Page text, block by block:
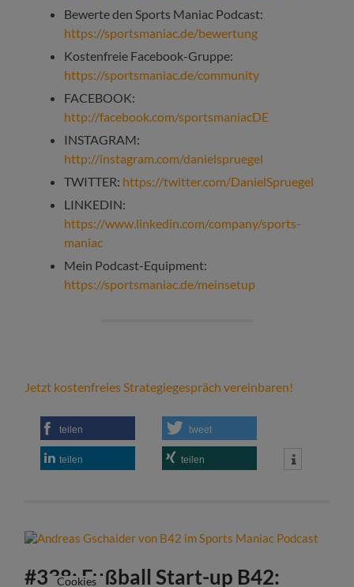
Bewerte den Sports Maniac Podcast:
https://sportsmaniac.de/bewertung
Kostenfreie Facebook-Gruppe:
https://sportsmaniac.de/community
FACEBOOK:
http://facebook.com/sportsmaniacDE
INSTAGRAM:
http://instagram.com/danielspruegel
TWITTER: https://twitter.com/DanielSpruegel
LINKEDIN:
https://www.linkedin.com/company/sports-
maniac
Mein Podcast-Equipment:
https://sportsmaniac.de/meinsetup
Jetzt kostenfreies Strategiegespräch vereinbaren!
teilen tweet
teilen teilen
#338: Fußball Start-up B42:
Cookies